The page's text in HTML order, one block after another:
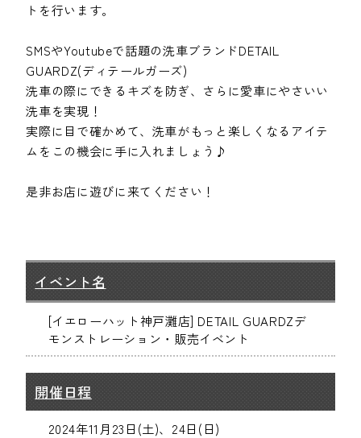
トを行います。
SMSやYoutubeで話題の洗車ブランドDETAIL
GUARDZ(ディテールガーズ)
洗車の際にできるキズを防ぎ、さらに愛車にやさいい
洗車を実現！
実際に目で確かめて、洗車がもっと楽しくなるアイテ
ムをこの機会に手に入れましょう♪
是非お店に遊びに来てください！
イベント名
[イエローハット神戸灘店] DETAIL GUARDZデ
モンストレーション・販売イベント
開催日程
2024年11月23日(土)、24日(日)